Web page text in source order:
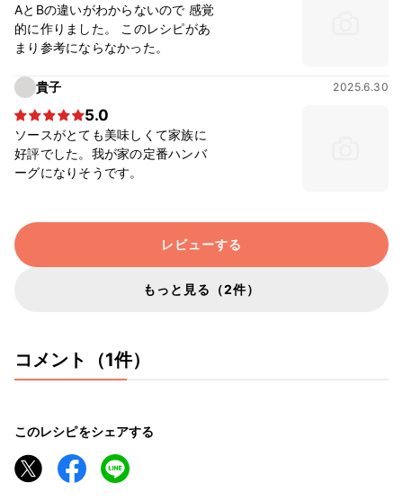
AとBの違いがわからないので 感覚
的に作りました。 このレシピがあ
まり参考にならなかった。
貴子 2025.6.30
5.0
ソースがとても美味しくて家族に
好評でした。我が家の定番ハンバ
ーグになりそうです。
レビューする
もっと見る（2件）
コメント（1件）
このレシピをシェアする